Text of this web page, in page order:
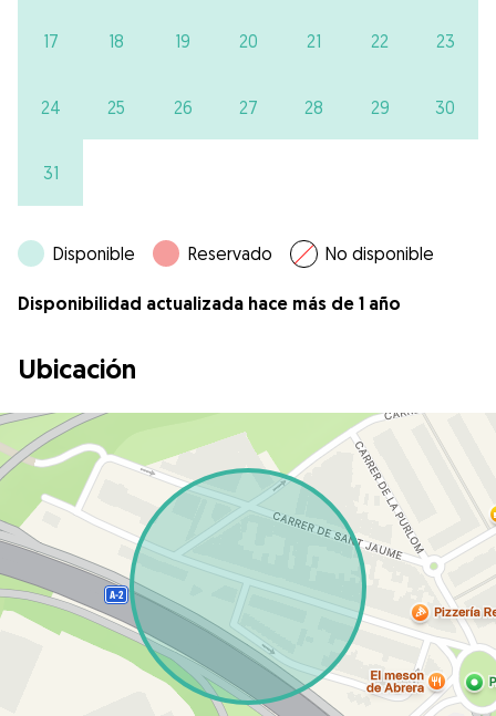
17 18 19 20 21 22 23
24 25 26 27 28 29 30
31
Disponible Reservado No disponible
Disponibilidad actualizada hace más de 1 año
Ubicación